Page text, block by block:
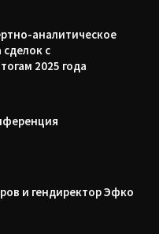
аналитическое
с
2025 года
и гендиректор Эфко